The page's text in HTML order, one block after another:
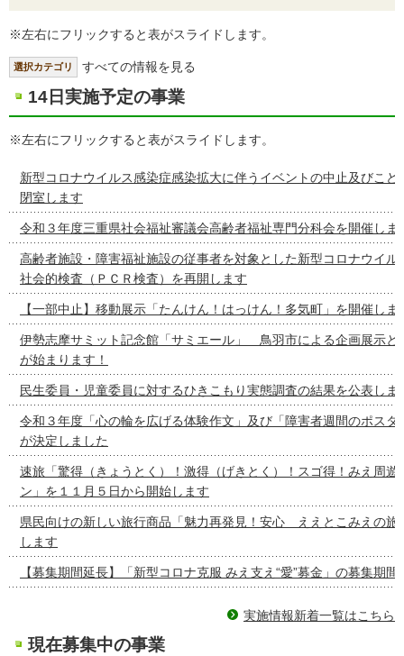
※左右にフリックすると表がスライドします。
選択カテゴリ すべての情報を見る
14日実施予定の事業
※左右にフリックすると表がスライドします。
新型コロナウイルス感染症感染拡大に伴うイベントの中止及びこど
閉室します
令和３年度三重県社会福祉審議会高齢者福祉専門分科会を開催しま
高齢者施設・障害福祉施設の従事者を対象とした新型コロナウイル
社会的検査（ＰＣＲ検査）を再開します
【一部中止】移動展示「たんけん！はっけん！多気町」を開催しま
伊勢志摩サミット記念館「サミエール」 鳥羽市による企画展示と
が始まります！
民生委員・児童委員に対するひきこもり実態調査の結果を公表しま
令和３年度「心の輪を広げる体験作文」及び「障害者週間のポスタ
が決定しました
速旅「驚得（きょうとく）！激得（げきとく）！スゴ得！みえ周遊
ン」を１１月５日から開始します
県民向けの新しい旅行商品「魅力再発見！安心 ええとこみえの旅
します
【募集期間延長】「新型コロナ克服 みえ支え“愛”募金」の募集期
実施情報新着一覧はこちら
現在募集中の事業